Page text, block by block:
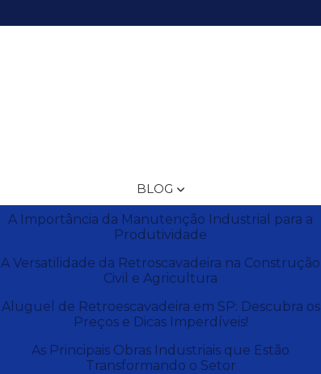
BLOG
A Importância da Manutenção Industrial para a
Produtividade
A Versatilidade da Retroscavadeira na Construção
Civil e Agricultura
Aluguel de Retroescavadeira em SP: Descubra os
Preços e Dicas Imperdíveis!
As Principais Obras Industriais que Estão
Transformando o Setor